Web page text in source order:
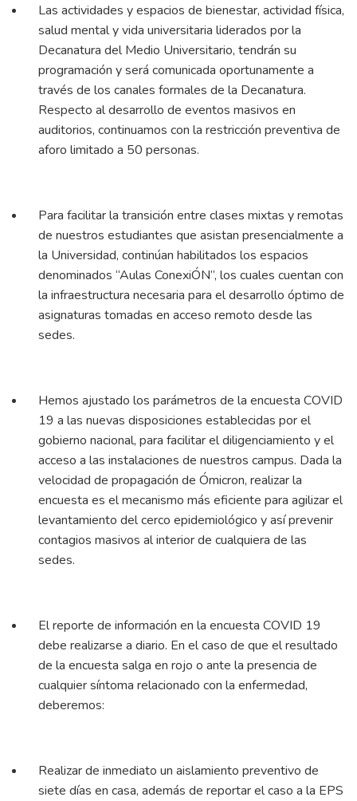
Las actividades y espacios de bienestar, actividad física,
salud mental y vida universitaria liderados por la
Decanatura del Medio Universitario, tendrán su
programación y será comunicada oportunamente a
través de los canales formales de la Decanatura.
Respecto al desarrollo de eventos masivos en
auditorios, continuamos con la restricción preventiva de
aforo limitado a 50 personas.
Para facilitar la transición entre clases mixtas y remotas
de nuestros estudiantes que asistan presencialmente a
la Universidad, continúan habilitados los espacios
denominados “Aulas ConexiÓN”, los cuales cuentan con
la infraestructura necesaria para el desarrollo óptimo de
asignaturas tomadas en acceso remoto desde las
sedes.
Hemos ajustado los parámetros de la encuesta COVID
19 a las nuevas disposiciones establecidas por el
gobierno nacional, para facilitar el diligenciamiento y el
acceso a las instalaciones de nuestros campus. Dada la
velocidad de propagación de Ómicron, realizar la
encuesta es el mecanismo más eficiente para agilizar el
levantamiento del cerco epidemiológico y así prevenir
contagios masivos al interior de cualquiera de las
sedes.
El reporte de información en la encuesta COVID 19
debe realizarse a diario. En el caso de que el resultado
de la encuesta salga en rojo o ante la presencia de
cualquier síntoma relacionado con la enfermedad,
deberemos:
Realizar de inmediato un aislamiento preventivo de
siete días en casa, además de reportar el caso a la EPS